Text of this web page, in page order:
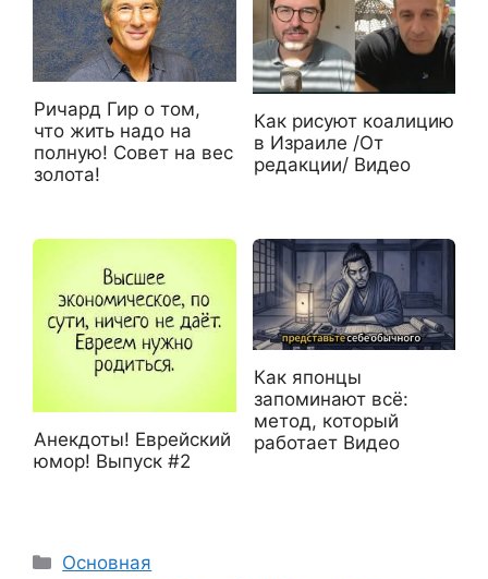
Ричард Гир о том,
что жить надо на
полную! Совет на вес
золота!
Как рисуют коалицию
в Израиле /От
редакции/ Видео
Анекдоты! Еврейский
юмор! Выпуск #2
Как японцы
запоминают всё:
метод, который
работает Видео
Рубрики
Основная